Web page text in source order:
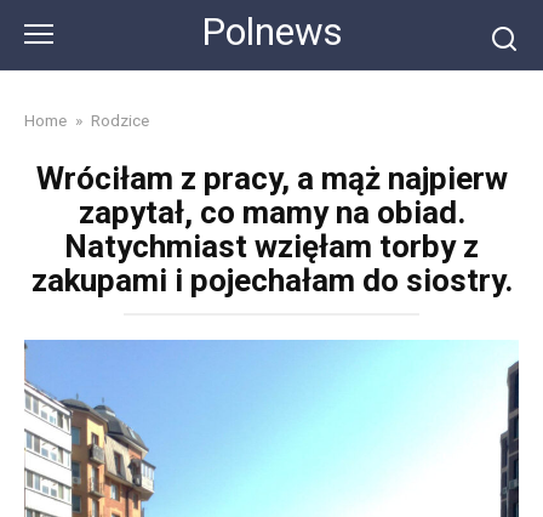
content
Polnews
Home » Rodzice
Wróciłam z pracy, a mąż najpierw
zapytał, co mamy na obiad.
Natychmiast wzięłam torby z
zakupami i pojechałam do siostry.